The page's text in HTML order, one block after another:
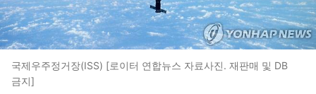
국제우주정거장(ISS) [로이터 연합뉴스 자료사진. 재판매 및 DB
금지]